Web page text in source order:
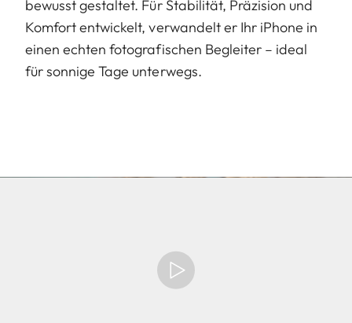
bewusst gestaltet. Für Stabilität, Präzision und
Komfort entwickelt, verwandelt er Ihr iPhone in
einen echten fotografischen Begleiter – ideal
für sonnige Tage unterwegs.